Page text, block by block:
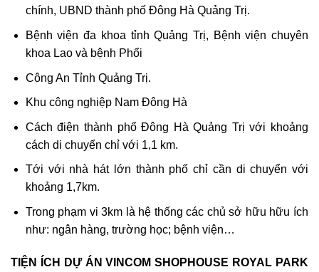
chính, UBND thành phố Đông Hà Quảng Trị.
Bệnh viện đa khoa tỉnh Quảng Trị, Bệnh viện chuyên
khoa Lao và bệnh Phổi
Công An Tỉnh Quảng Trị.
Khu công nghiệp Nam Đông Hà
Cách điện thành phố Đông Hà Quảng Trị với khoảng
cách di chuyển chỉ với 1,1 km.
Tới với nhà hát lớn thành phố chỉ cần di chuyển với
khoảng 1,7km.
Trong phạm vi 3km là hệ thống các chủ sở hữu hữu ích
như: ngân hàng, trường học; bệnh viện…
TIỆN ÍCH DỰ ÁN VINCOM SHOPHOUSE ROYAL PARK